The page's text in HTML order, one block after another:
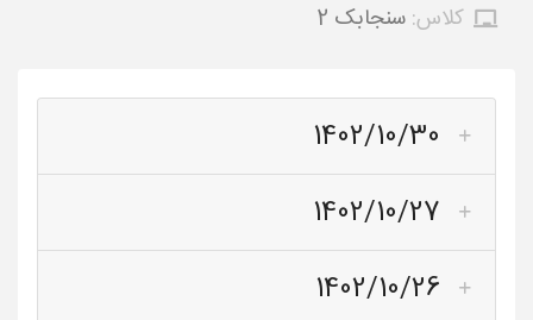
کلاس: سنجابک 2
1402/10/30
1402/10/27
1402/10/26